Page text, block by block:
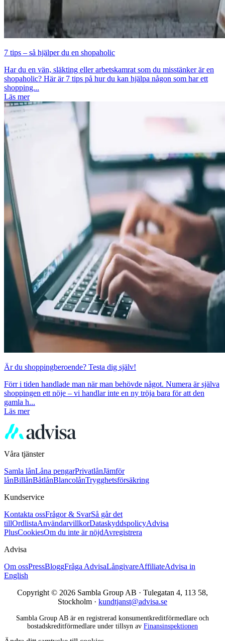
7 tips – så hjälper du en shopaholic
Har du en vän, släkting eller arbetskamrat som du misstänker är en
shopaholic? Här är 7 tips på hur du kan hjälpa någon som har ett
shopping...
Läs mer
Är du shoppingberoende? Testa dig själv!
Förr i tiden handlade man när man behövde något. Numera är själva
shoppingen ett nöje – vi handlar inte en ny tröja bara för att den
gamla h...
Läs mer
Våra tjänster
Samla lånLåna pengarPrivatlånJämför
lånBillånBåtlånBlancolånTrygghetsförsäkring
Kundservice
Kontakta ossFrågor & SvarSå går det
tillOrdlistaAnvändarvillkorDataskyddspolicyAdvisa
PlusCookiesOm du inte är nöjdAvregistrera
Advisa
Om ossPressBloggFråga AdvisaLångivareAffiliateAdvisa in
English
Copyright © 2026 Sambla Group AB · Tulegatan 4, 113 58,
Stockholm · kundtjanst@advisa.se
Sambla Group AB är en registrerad konsumentkreditförmedlare och
bostadskreditförmedlare under tillsyn av Finansinspektionen